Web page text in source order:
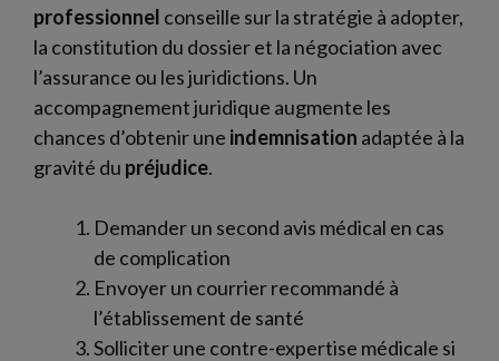
professionnel conseille sur la stratégie à adopter,
la constitution du dossier et la négociation avec
l’assurance ou les juridictions. Un
accompagnement juridique augmente les
chances d’obtenir une indemnisation adaptée à la
gravité du préjudice.
Demander un second avis médical en cas
de complication
Envoyer un courrier recommandé à
l’établissement de santé
Solliciter une contre-expertise médicale si